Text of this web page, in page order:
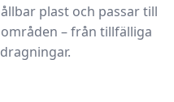
plast och passar till
– från tillfälliga